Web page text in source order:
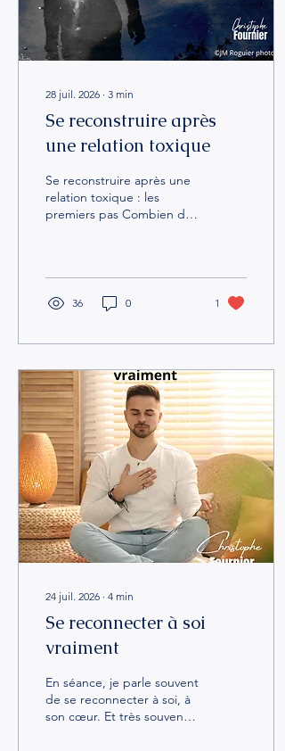
28 juil. 2026 ∙ 3 min
Se reconstruire après
une relation toxique
Se reconstruire après une
relation toxique : les
premiers pas Combien de
plus souvent. Et la vérité,
c'est qu'on ne se "remet"
pas d'une relation toxique
grippe. Ce n'est pas
linéaire. Il y a des jours où
tu te sens invincible. Et des
jours où tu as l'impression
de revenir à la case départ.
Ce n'est pas un échec.
C'est le processus. Avant
de tourner la page, il faut
souvent relire certains
passages....
36 0 1
24 juil. 2026 ∙ 4 min
Se reconnecter à soi
vraiment
En séance, je parle souvent
de se reconnecter à soi, à
son cœur. Et très souvent